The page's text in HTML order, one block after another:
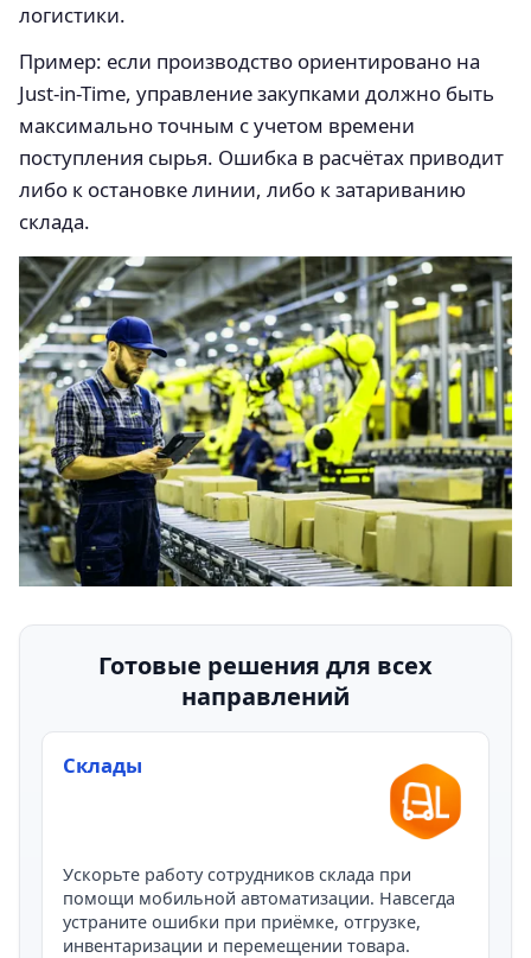
логистики.
Пример: если производство ориентировано на
Just-in-Time, управление закупками должно быть
максимально точным с учетом времени
поступления сырья. Ошибка в расчётах приводит
либо к остановке линии, либо к затариванию
склада.
Готовые решения для всех
направлений
Склады
Ускорьте работу сотрудников склада при
помощи мобильной автоматизации. Навсегда
устраните ошибки при приёмке, отгрузке,
инвентаризации и перемещении товара.